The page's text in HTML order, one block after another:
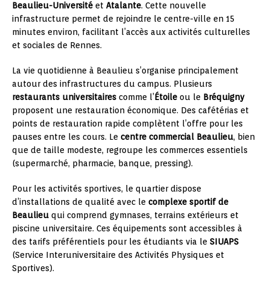
Beaulieu-Université et Atalante. Cette nouvelle
infrastructure permet de rejoindre le centre-ville en 15
minutes environ, facilitant l’accès aux activités culturelles
et sociales de Rennes.
La vie quotidienne à Beaulieu s’organise principalement
autour des infrastructures du campus. Plusieurs
restaurants universitaires comme l’Étoile ou le Bréquigny
proposent une restauration économique. Des cafétérias et
points de restauration rapide complètent l’offre pour les
pauses entre les cours. Le centre commercial Beaulieu, bien
que de taille modeste, regroupe les commerces essentiels
(supermarché, pharmacie, banque, pressing).
Pour les activités sportives, le quartier dispose
d’installations de qualité avec le complexe sportif de
Beaulieu qui comprend gymnases, terrains extérieurs et
piscine universitaire. Ces équipements sont accessibles à
des tarifs préférentiels pour les étudiants via le SIUAPS
(Service Interuniversitaire des Activités Physiques et
Sportives).